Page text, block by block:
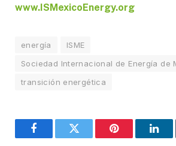
www.ISMexicoEnergy.org
energía
ISME
Sociedad Internacional de Energía de
transición energética
FacebookTwitter Pinterest